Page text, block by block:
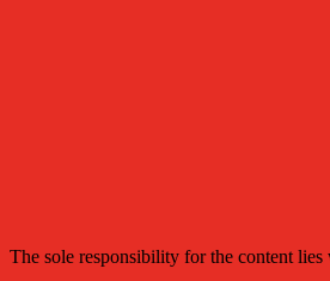
The sole responsibility for the content lies